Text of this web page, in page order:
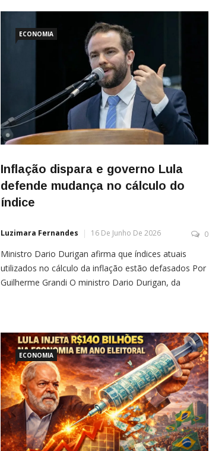
em níveis próximos aos de 1958. O pico […]
ECONOMIA
Inflação dispara e governo Lula
defende mudança no cálculo do
índice
Luzimara Fernandes 16 De Junho De 2026 0
Ministro Dario Durigan afirma que índices atuais
utilizados no cálculo da inflação estão defasados Por
Guilherme Grandi O ministro Dario Durigan, da
novos hábitos de consumo da população. A
declaração ocorre em um momento […]
ECONOMIA